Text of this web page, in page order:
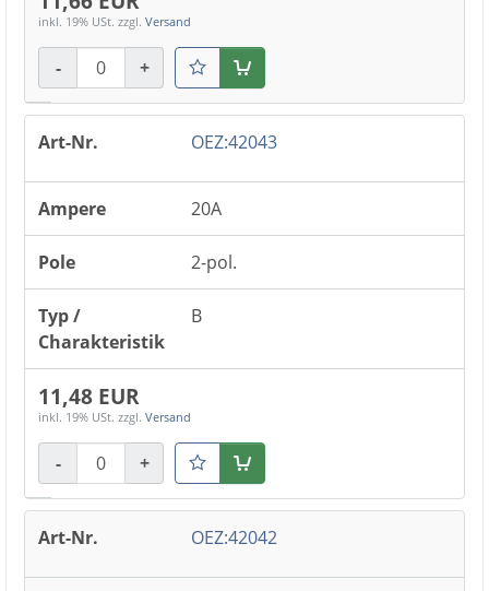
inkl. 19% USt. zzgl. Versand
- +
OEZ:42043
20A
2-pol.
B
11,48 EUR
inkl. 19% USt. zzgl. Versand
- +
OEZ:42042